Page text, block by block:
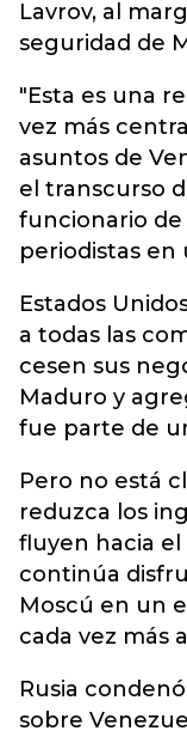
Lavrov, al
seguridad de
"Esta es una
vez más
asuntos de
el transcurso
funcionario de
periodistas
Estados
a todas las
cesen sus
Maduro y
fue parte de
Pero no está
reduzca los
fluyen hacia
continúa
Moscú en un
cada vez más
Rusia
sobre